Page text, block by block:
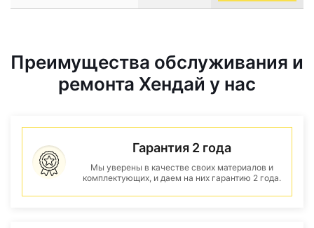
Преимущества обслуживания и
ремонта Хендай у нас
Гарантия 2 года
Мы уверены в качестве своих материалов и
комплектующих, и даем на них гарантию 2 года.